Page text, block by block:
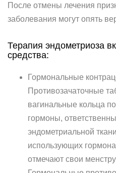
После отмены лечения
заболевания могут опять
Терапия эндометриоза
средства:
Гормональные
Противозачаточные
вагинальные кольца
гормоны,
эндометриальной
использующих
отмечают свои